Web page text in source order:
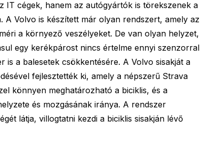
IT cégek, hanem az autógyártók is törekszenek a
A Volvo is készített már olyan rendszert, amely az
a környező veszélyeket. De van olyan helyzet,
egy kerékpárost nincs értelme ennyi szenzorral
is a balesetek csökkentésére. A Volvo sisakját a
fejlesztették ki, amely a népszerű Strava
könnyen meghatározható a biciklis, és a
és mozgásának iránya. A rendszer
látja, villogtatni kezdi a biciklis sisakján lévő